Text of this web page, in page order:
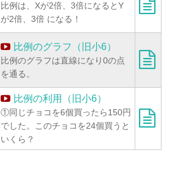
比例は、Xが2倍、3倍になるとY
が2倍、3倍 になる！
比例のグラフ（旧小6）
比例のグラフは直線になり0の点
を通る。
比例の利用（旧小6）
①同じチョコを6個買ったら150円
でした。このチョコを24個買うと
いくら？